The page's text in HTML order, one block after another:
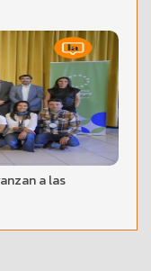
a las